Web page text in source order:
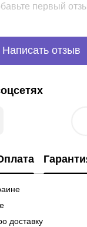
первый
Написать отзыв
доставку